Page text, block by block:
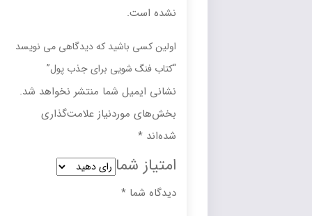
نشده است.
اولین کسی باشید که دیدگاهی می نویسد
“کتاب فنگ شویی برای جذب پول”
نشانی ایمیل شما منتشر نخواهد شد.
بخش‌های موردنیاز علامت‌گذاری
*
امتیاز شما
دیدگاه شما*